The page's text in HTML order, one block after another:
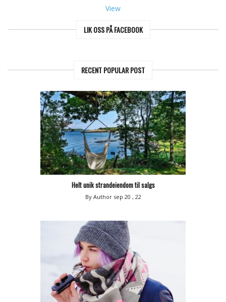
View
LIK OSS PÅ FACEBOOK
RECENT POPULAR POST
Helt unik strandeiendom til salgs
By Author sep 20 , 22